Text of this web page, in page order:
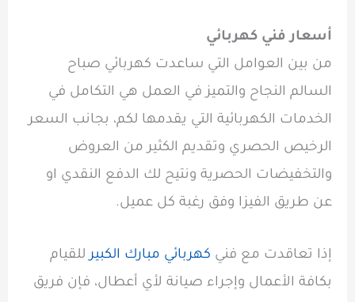
أسعار فني كهربائي
من بين العوامل التي ساعدت كهربائي صباح
السالم النجاح والتميز في العمل هي التكامل في
الخدمات الكهربائية التي يقدمها لكم، بجانب السعر
الرخيص الحصري وتقديم الكثير من العروض
والتخفيضات الحصرية ونتيح لك الدفع النقدي او
عن طريق الفيزا وفق رغبة كل عميل.
إذا تعاقدت مع فني كهربائي مبارك الكبير للقيام
بكافة الأعمال وإجراء صيانة لأي أعطال، فإن فريق